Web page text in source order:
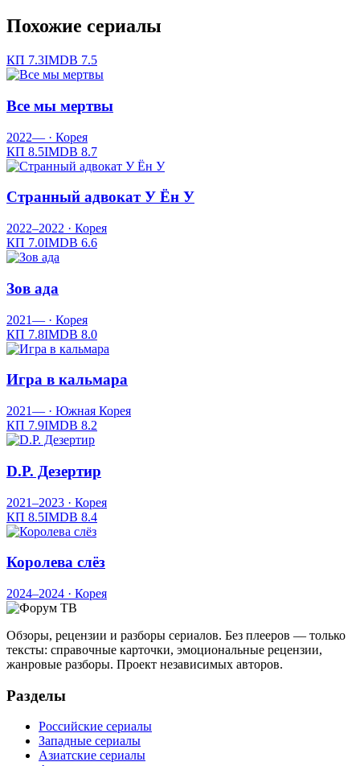
Похожие сериалы
КП 7.3IMDB 7.5
Все мы мертвы
2022— · Корея
КП 8.5IMDB 8.7
Странный адвокат У Ён У
2022–2022 · Корея
КП 7.0IMDB 6.6
Зов ада
2021— · Корея
КП 7.8IMDB 8.0
Игра в кальмара
2021— · Южная Корея
КП 7.9IMDB 8.2
D.P. Дезертир
2021–2023 · Корея
КП 8.5IMDB 8.4
Королева слёз
2024–2024 · Корея
Обзоры, рецензии и разборы сериалов. Без плееров — только
тексты: справочные карточки, эмоциональные рецензии,
жанровые разборы. Проект независимых авторов.
Разделы
Российские сериалы
Западные сериалы
Азиатские сериалы